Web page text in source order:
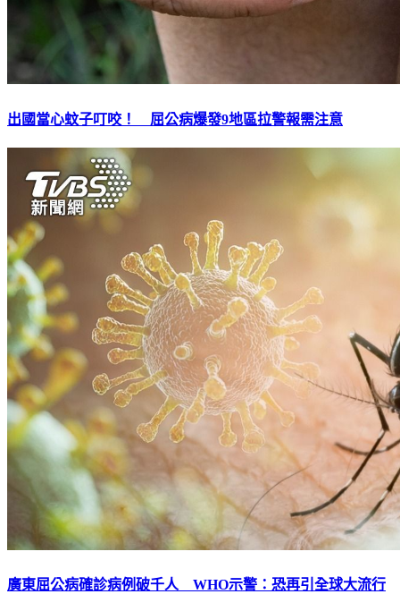
出國當心蚊子叮咬！ 屈公病爆發9地區拉警報需注意
廣東屈公病確診病例破千人 WHO示警：恐再引全球大流行